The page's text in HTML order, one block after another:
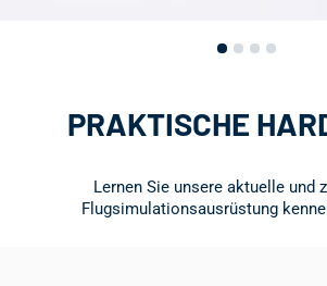
PRAKTISCHE
Lernen Sie unsere aktuelle und
Flugsimulationsausrüstung